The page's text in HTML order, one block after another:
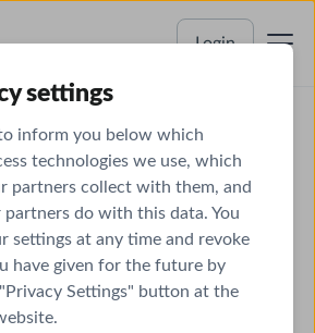
settings
inform you below which
technologies we use, which
partners collect with them, and
do with this data. You
settings at any time and revoke
have given for the future by
Settings" button at the
Login
in
deines